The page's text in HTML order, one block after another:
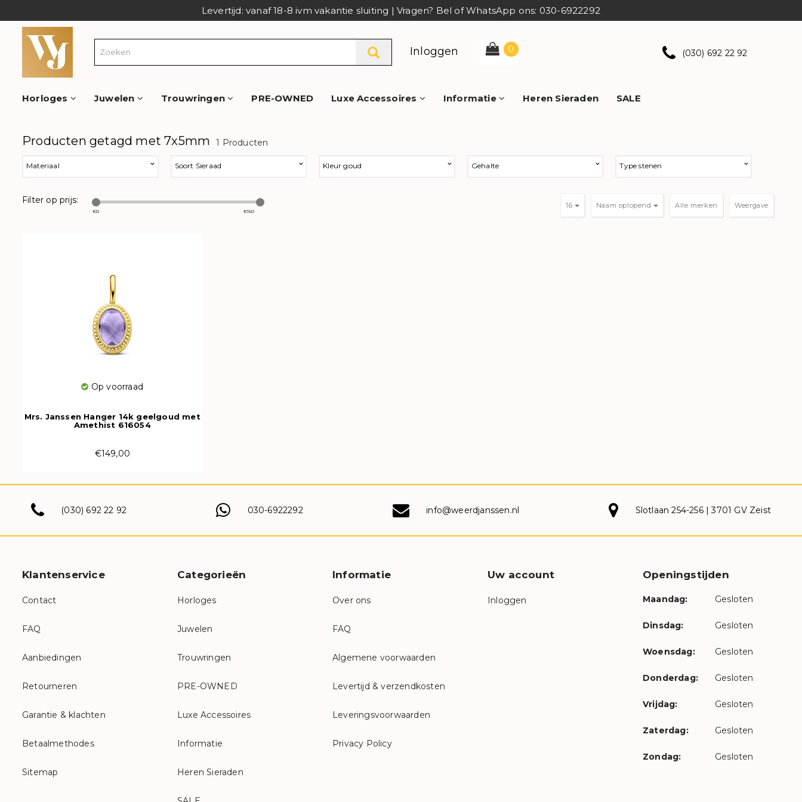
Levertijd: vanaf 18-8 ivm vakantie sluiting | Vragen? Bel of WhatsApp ons: 030-6922292
Inloggen 0 (030) 692 22 92
Horloges Juwelen Trouwringen PRE-OWNED Luxe Accessoires Informatie Heren Sieraden SALE
Producten getagd met 7x5mm 1 Producten
Materiaal Soort Sieraad Kleur goud Gehalte Type stenen
Filter op prijs:
€0 €150
Weergave
Naam oplopend
16
Op voorraad
Mrs. Janssen Hanger 14k geelgoud met
Amethist 616054
€149,00
(030) 692 22 92 030-6922292 info@weerdjanssen.nl Slotlaan 254-256 | 3701 GV Zeist
Klantenservice
Contact
FAQ
Aanbiedingen
Retourneren
Garantie & klachten
Betaalmethodes
Sitemap
Categorieën
Horloges
Juwelen
Trouwringen
PRE-OWNED
Luxe Accessoires
Informatie
Heren Sieraden
Informatie
Over ons
FAQ
Algemene voorwaarden
Levertijd & verzendkosten
Leveringsvoorwaarden
Privacy Policy
Uw account
Inloggen
Openingstijden
Maandag: Gesloten
Dinsdag: Gesloten
Woensdag: Gesloten
Donderdag: Gesloten
Vrijdag: Gesloten
Zaterdag: Gesloten
Zondag: Gesloten